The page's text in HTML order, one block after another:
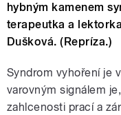
hybným kamenem
terapeutka a
Dušková. (Repríza.)
Syndrom vyhoření je
varovným signálem
zahlcenosti prací a